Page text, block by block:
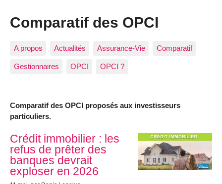
Comparatif des OPCI
A propos Actualités Assurance-Vie Comparatif
Gestionnaires OPCI OPCI ?
Comparatif des OPCI proposés aux investisseurs
particuliers.
Articles les plus récents
Crédit immobilier : les
refus de prêter des
banques devrait
exploser en 2026